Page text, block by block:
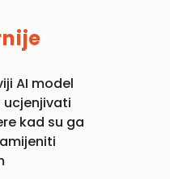
AI model
ucjenjivati
kad su ga